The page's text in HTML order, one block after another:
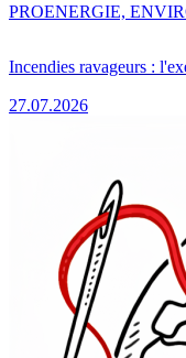
Incendies ravageurs :
27.07.2026
PROENERGIE,